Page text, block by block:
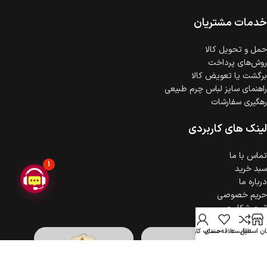
گارانتی معتبر برای تمامی محصولات ارائه می‌شود.خدمات مشتریان
حمل‌ و تحویل کالا
روش‌های پرداخت
برگشت یا تعویض کالا
راهنمای سایز لباس چرم طبیعی
رهگیری سفارشات
لینک های کاربردی
تماس با ما
سبد خرید
درباره ما
حریم خصوصی
ثبت شکایت
استایلمقایسهعلاقه مندی
حساب کاربری
1